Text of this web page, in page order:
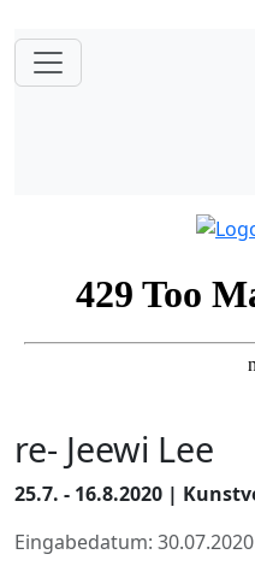
re- Jeewi Lee
25.7. - 16.8.2020 |
Eingabedatum: 30.07.2020